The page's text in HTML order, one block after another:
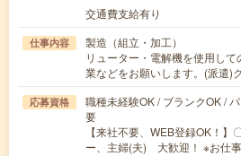
交通費支給有り
仕事内容
製造（組立・加工）
リューター・電解機を使用し
業などをお願いします。(派遣)
応募資格
職種未経験OK / ブランクOK /
要
【来社不要、WEB登録OK！】
ー、主婦(夫) 大歓迎！ ※お仕